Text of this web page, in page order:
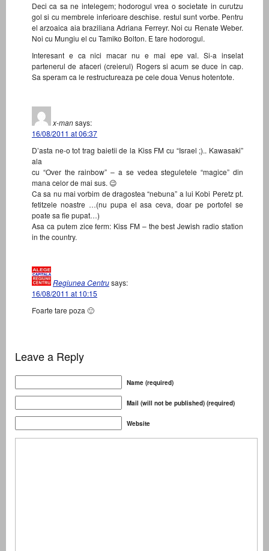
Deci ca sa ne intelegem; hodorogul vrea o societate in curutzu
gol si cu membrele inferioare deschise. restul sunt vorbe. Pentru
el arzoaica aia braziliana Adriana Ferreyr. Noi cu Renate Weber.
Noi cu Mungiu el cu Tamiko Bolton. E tare hodorogul.
Interesant e ca nici macar nu e mai epe val. Si-a inselat
partenerul de afaceri (creierul) Rogers si acum se duce in cap.
Sa speram ca le restructureaza pe cele doua Venus hotentote.
x-mansays:
16/08/2011 at 06:37
D’asta ne-o tot trag baietii de la Kiss FM cu “Israel ;).. Kawasaki”
ala
cu “Over the rainbow” – a se vedea steguletele “magice” din
mana celor de mai sus. 😉
Ca sa nu mai vorbim de dragostea “nebuna” a lui Kobi Peretz pt.
fetitzele noastre …(nu pupa el asa ceva, doar pe portofel se
poate sa fie pupat…)
Asa ca putem zice ferm: Kiss FM – the best Jewish radio station
in the country.
Regiunea Centrusays:
16/08/2011 at 10:15
Foarte tare poza 🙂
Leave a Reply
Name (required)
Mail (will not be published) (required)
Website